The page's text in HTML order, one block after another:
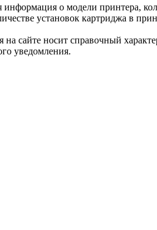
о модели принтера,
установок картриджа в
сайте носит справочный
уведомления.